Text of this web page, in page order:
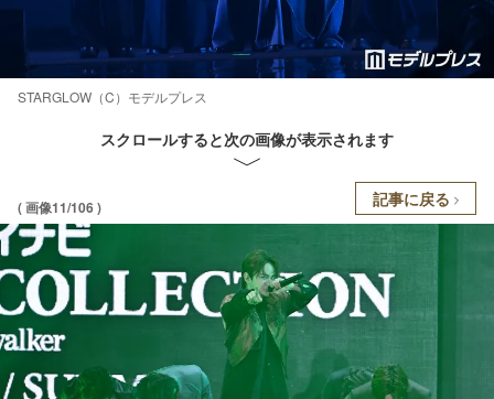
STARGLOW（C）モデルプレス
スクロールすると次の画像が表示されます
( 画像11/106 ) 記事に戻る